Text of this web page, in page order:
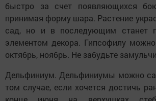
быстро за счет появляющихся
принимая форму шара. Растение
сад, но и в последующим станет
элементом декора. Гипсофилу
октябрь, ноябрь. Не забудьте
Дельфиниум. Дельфиниумы можно
том случае, если хочется достичь